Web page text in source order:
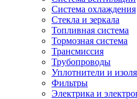
Система охлаждения
Стекла и зеркала
Топливная система
Тормозная система
Трансмиссия
Трубопроводы
Уплотнители и
Фильтры
Электрика и